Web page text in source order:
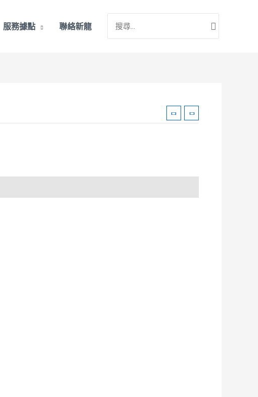
服務據點 聯絡新龍
尋：